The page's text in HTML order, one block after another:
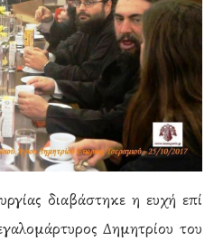
διαβάστηκε η ευχή επί
Δημητρίου του